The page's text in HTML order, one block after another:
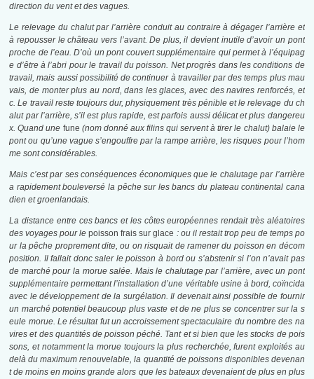
direction du vent et des vagues.
Le relevage du chalut par l’arrière conduit au contraire à dégager l’arrière et
à repousser le château vers l’avant. De plus, il devient inutile d’avoir un pont
proche de l’eau. D’où un pont couvert supplémentaire qui permet à l’équipag
e d’être à l’abri pour le travail du poisson. Net progrès dans les conditions de
travail, mais aussi possibilité de continuer à travailler par des temps plus mau
vais, de monter plus au nord, dans les glaces, avec des navires renforcés, et
c. Le travail reste toujours dur, physiquement très pénible et le relevage du ch
alut par l’arrière, s’il est plus rapide, est parfois aussi délicat et plus dangereu
x. Quand une fune (nom donné aux filins qui servent à tirer le chalut) balaie le
pont ou qu’une vague s’engouffre par la rampe arrière, les risques pour l’hom
me sont considérables.
Mais c’est par ses conséquences économiques que le chalutage par l’arrière
a rapidement bouleversé la pêche sur les bancs du plateau continental cana
dien et groenlandais.
La distance entre ces bancs et les côtes européennes rendait très aléatoires
des voyages pour lepoisson frais sur glace : ou il restait trop peu de temps po
ur la pêche proprement dite, ou on risquait de ramener du poisson en décom
position. Il fallait donc saler le poisson à bord ou s’abstenir si l’on n’avait pas
de marché pour la morue salée. Mais le chalutage par l’arrière, avec un pont
supplémentaire permettant l’installation d’une véritable usine à bord, coïncida
avec le développement de la surgélation. Il devenait ainsi possible de fournir
un marché potentiel beaucoup plus vaste et de ne plus se concentrer sur la s
eule morue. Le résultat fut un accroissement spectaculaire du nombre des na
vires et des quantités de poisson péché. Tant et si bien que les stocks de pois
sons, et notamment la morue toujours la plus recherchée, furent exploités au
delà du maximum renouvelable, la quantité de poissons disponibles devenan
t de moins en moins grande alors que les bateaux devenaient de plus en plus